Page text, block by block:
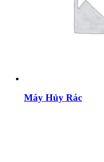
Máy Hủy Rác